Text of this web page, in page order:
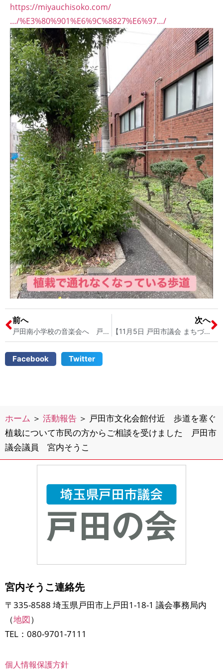
https://miyauchisoko.com/
…/%E3%80%901%E6%9C%8827%E6%97…/
前へ
戸田南小学校の音楽会へ 戸田市議会議員 宮内そうこ
次へ
【11月5日 戸田市議会 まちづくり交通対策特別委員会】（杉並区「グリーンスローモビリティ」を視察しました）戸田市議会議員 宮内そうこ
Facebook Twitter
ホーム ＞ 活動報告 ＞ 戸田市文化会館付近 歩道を塞ぐ
植栽について市民の方からご相談を受けました 戸田市
議会議員 宮内そうこ
宮内そうこ連絡先
〒335-8588 埼玉県戸田市上戸田1-18-1 議会事務局内
（地図）
TEL：080-9701-7111
個人情報保護方針